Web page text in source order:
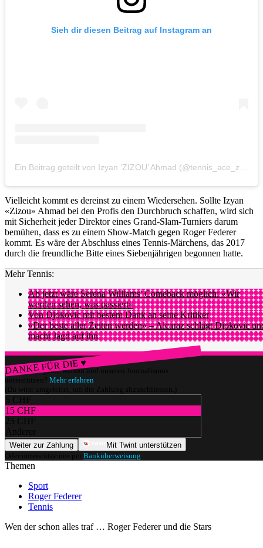
Sieh dir diesen Beitrag auf Instagram an
Vielleicht kommt es dereinst zu einem Wiedersehen. Sollte Izyan
«Zizou» Ahmad bei den Profis den Durchbruch schaffen, wird sich
mit Sicherheit jeder Direktor eines Grand-Slam-Turniers darum
bemühen, dass es zu einem Show-Match gegen Roger Federer
kommt. Es wäre der Abschluss eines Tennis-Märchens, das 2017
durch die freundliche Bitte eines Siebenjährigen begonnen hatte.
Mehr Tennis:
Ab jetzt wäre Serena Williams' Comeback möglich: «Wir
werden sehen, was passiert»
Von Djokovic mit bestem Dank an seine Kritiker
«Der beste aller Zeiten werden» – Alcaraz schlägt Djokovic
macht Jagd auf ihn
DANKE FÜR DIE ♥
Würdest du gerne watson und unseren Journalismus
unterstützen? Mehr erfahren
(Du wirst umgeleitet, um die Zahlung abzuschliessen.)
5 CHF
15 CHF
25 CHF
Anderer
Weiter zur Zahlung
Mit Twint unterstützen
Oder unterstütze uns per Banküberweisung
Themen
Sport
Roger Federer
Tennis
Wen der schon alles traf … Roger Federer und die Stars